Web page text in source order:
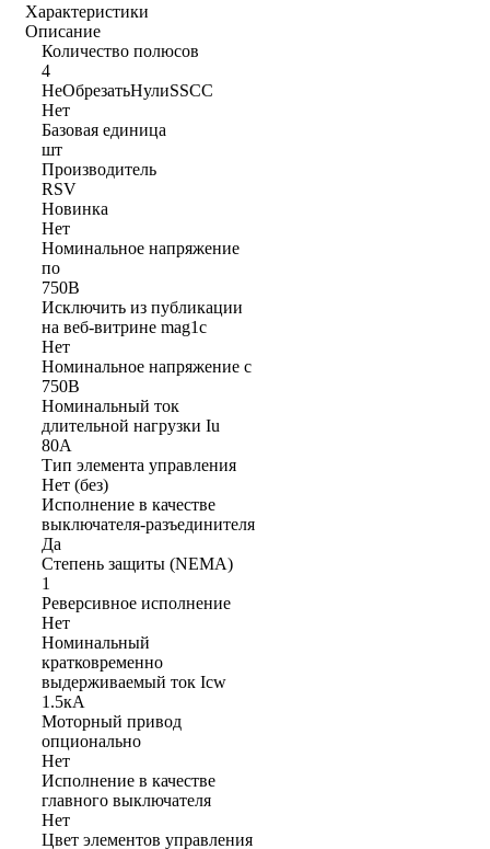
Характеристики
Описание
Количество полюсов
4
НеОбрезатьНулиSSCC
Нет
Базовая единица
шт
Производитель
RSV
Новинка
Нет
Номинальное напряжение
по
750В
Исключить из публикации
на веб-витрине mag1c
Нет
Номинальное напряжение с
750В
Номинальный ток
длительной нагрузки Iu
80А
Тип элемента управления
Нет (без)
Исполнение в качестве
выключателя-разъединителя
Да
Степень защиты (NEMA)
1
Реверсивное исполнение
Нет
Номинальный
кратковременно
выдерживаемый ток Icw
1.5кА
Моторный привод
опционально
Нет
Исполнение в качестве
главного выключателя
Нет
Цвет элементов управления